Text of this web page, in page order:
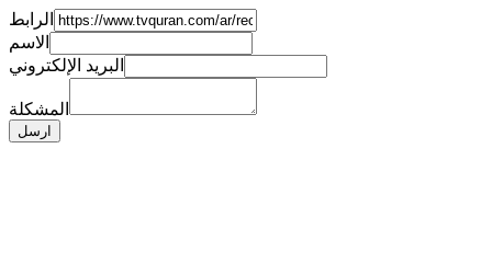
الرابط
الاسم
البريد الإلكتروني
المشكلة
ارسل